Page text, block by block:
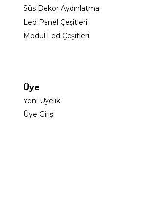
Süs Dekor Aydınlatma
Led Panel Çeşitleri
Modul Led Çeşitleri
Üye
Yeni Üyelik
Üye Girişi